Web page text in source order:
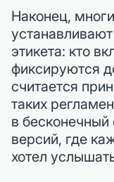
Наконец,
этикета: кто
фиксируются
считается
таких
в
версий, где
хотел